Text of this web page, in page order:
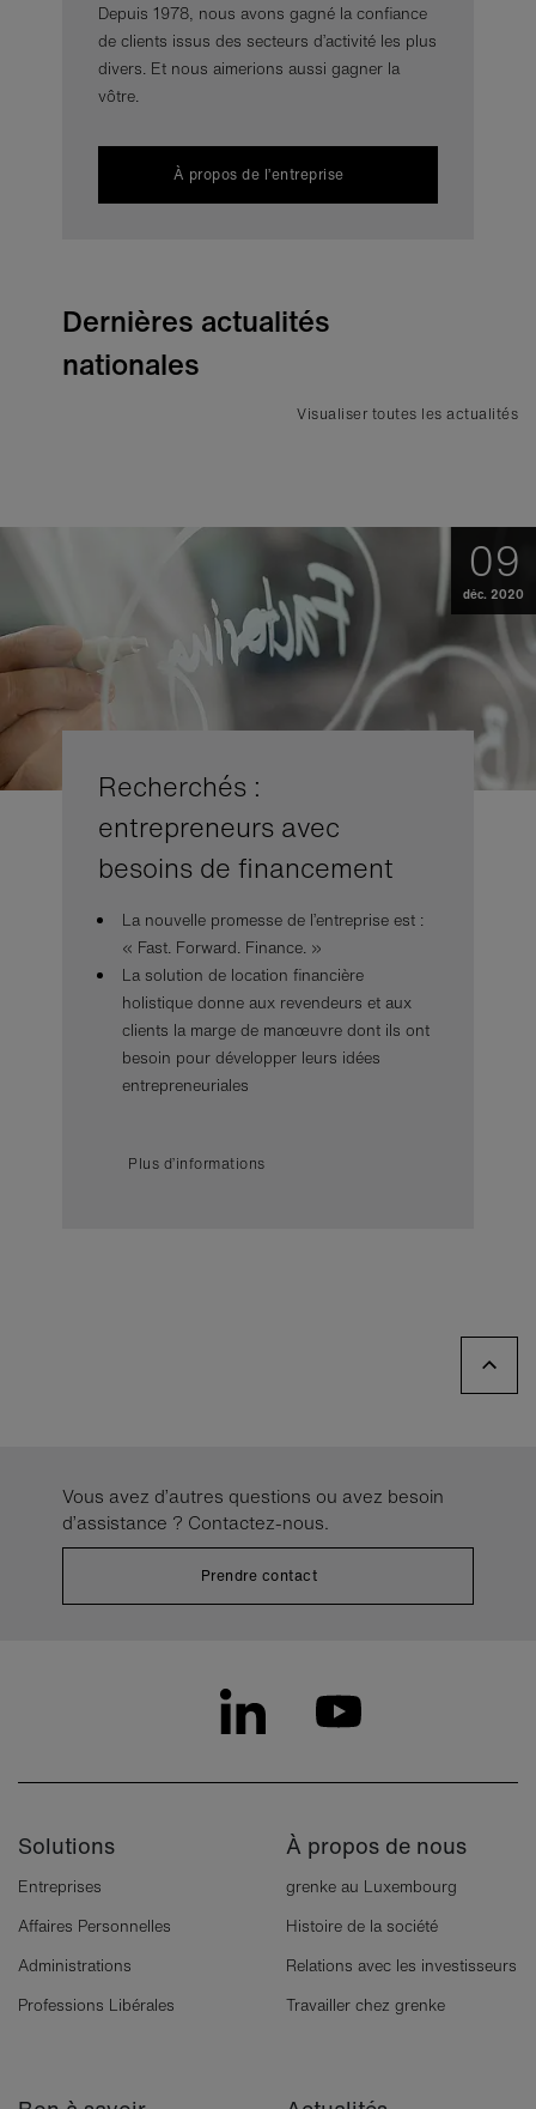
Depuis 1978, nous avons gagné la confiance
de clients issus des secteurs d’activité les plus
divers. Et nous aimerions aussi gagner la
vôtre.
À propos de l’entreprise
Dernières actualités
nationales
Visualiser toutes les actualités
09
déc. 2020
Recherchés :
entrepreneurs avec
besoins de financement
La nouvelle promesse de l’entreprise est :
« Fast. Forward. Finance. »
La solution de location financière
holistique donne aux revendeurs et aux
clients la marge de manœuvre dont ils ont
besoin pour développer leurs idées
entrepreneuriales
Plus d’informations
Vous avez d’autres questions ou avez besoin
d’assistance ? Contactez-nous.
Prendre contact
Solutions
Entreprises
Affaires Personnelles
Administrations
Professions Libérales
À propos de nous
grenke au Luxembourg
Histoire de la société
Relations avec les investisseurs
Travailler chez grenke